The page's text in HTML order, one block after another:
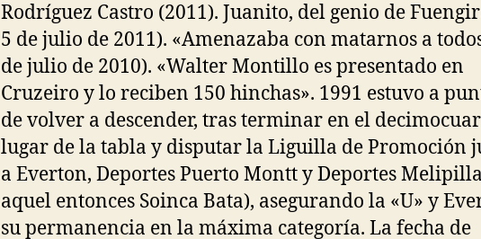
Rodríguez Castro (2011). Juanito, del genio de
5 de julio de 2011). «Amenazaba con matarnos a
de julio de 2010). «Walter Montillo es presentado en
Cruzeiro y lo reciben 150 hinchas». 1991 estuvo a
de volver a descender, tras terminar en el
lugar de la tabla y disputar la Liguilla de Promoción
a Everton, Deportes Puerto Montt y Deportes
aquel entonces Soinca Bata), asegurando la «U» y
su permanencia en la máxima categoría. La fecha de